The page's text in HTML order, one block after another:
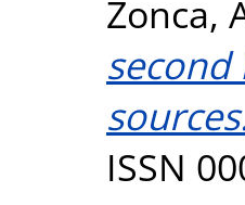
Zonca,
second
ISSN